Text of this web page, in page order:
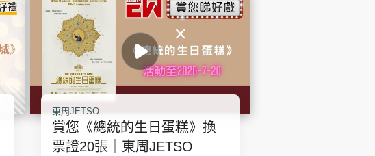
東周JETSO
賞您《總統的生日蛋糕》換
票證20張｜東周JETSO